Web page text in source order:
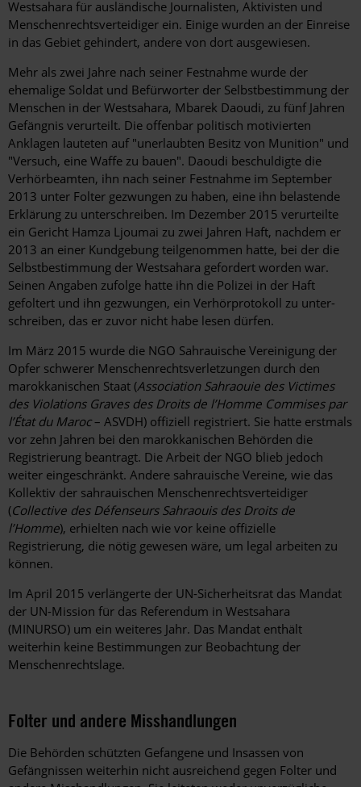
Westsahara für ausländische Journalisten, Aktivisten und
Menschenrechtsverteidiger ein. Einige wurden an der Einreise
in das Gebiet gehindert, andere von dort ausgewiesen.
Mehr als zwei Jahre nach seiner Festnahme wurde der
ehemalige Soldat und Befürworter der Selbstbestimmung der
Menschen in der Westsahara, Mbarek Daoudi, zu fünf Jahren
Gefängnis verurteilt. Die offenbar politisch motivierten
Anklagen lauteten auf "unerlaubten Besitz von Munition" und
"Versuch, eine Waffe zu bauen". Daoudi beschuldigte die
Verhörbeamten, ihn nach seiner Festnahme im September
2013 unter Folter gezwungen zu haben, eine ihn belastende
Erklärung zu unterschreiben. Im Dezember 2015 verurteilte
ein Gericht Hamza Ljoumai zu zwei Jahren Haft, nachdem er
2013 an einer Kundgebung teilgenommen hatte, bei der die
Selbstbestimmung der Westsahara gefordert worden war.
Seinen Angaben zufolge hatte ihn die Polizei in der Haft
gefoltert und ihn gezwungen, ein Verhörprotokoll zu unter-
schreiben, das er zuvor nicht habe lesen dürfen.
Im März 2015 wurde die NGO Sahrauische Vereinigung der
Opfer schwerer Menschenrechtsverletzungen durch den
marokkanischen Staat (Association Sahraouie des Victimes
des Violations Graves des Droits de l’Homme Commises par
l’État du Maroc– ASVDH) offiziell registriert. Sie hatte erstmals
vor zehn Jahren bei den marokkanischen Behörden die
Registrierung beantragt. Die Arbeit der NGO blieb jedoch
weiter eingeschränkt. Andere sahrauische Vereine, wie das
Kollektiv der sahrauischen Menschenrechtsverteidiger
(Collective des Défenseurs Sahraouis des Droits de
l’Homme), erhielten nach wie vor keine offizielle
Registrierung, die nötig gewesen wäre, um legal arbeiten zu
können.
Im April 2015 verlängerte der UN-Sicherheitsrat das Mandat
der UN-Mission für das Referendum in Westsahara
(MINURSO) um ein weiteres Jahr. Das Mandat enthält
weiterhin keine Bestimmungen zur Beobachtung der
Menschenrechtslage.
Folter und andere Misshandlungen
Die Behörden schützten Gefangene und Insassen von
Gefängnissen weiterhin nicht ausreichend gegen Folter und